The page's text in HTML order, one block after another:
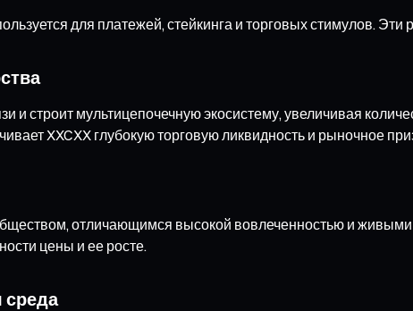
для платежей, стейкинга и торговых стимулов.
и строит мультицепочечную экосистему, увеличивая
XXCXX глубокую торговую ликвидность и рыночное
отличающимся высокой вовлеченностью и
цены и ее росте.
среда